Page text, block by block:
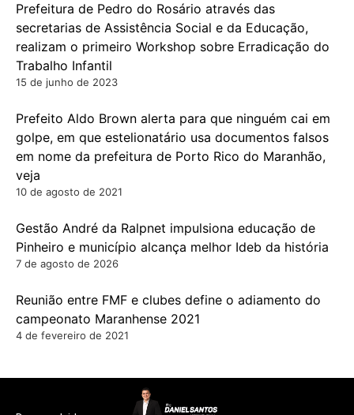
Prefeitura de Pedro do Rosário através das
secretarias de Assistência Social e da Educação,
realizam o primeiro Workshop sobre Erradicação do
Trabalho Infantil
15 de junho de 2023
Prefeito Aldo Brown alerta para que ninguém cai em
golpe, em que estelionatário usa documentos falsos
em nome da prefeitura de Porto Rico do Maranhão,
veja
10 de agosto de 2021
Gestão André da Ralpnet impulsiona educação de
Pinheiro e município alcança melhor Ideb da história
7 de agosto de 2026
Reunião entre FMF e clubes define o adiamento do
campeonato Maranhense 2021
4 de fevereiro de 2021